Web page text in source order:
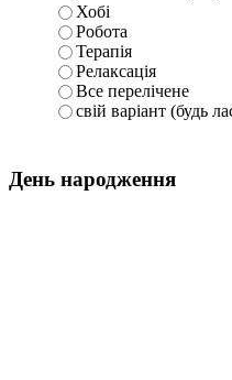
Хобі
Робота
Терапія
Релаксація
Все перелічене
свій варіант (будь
День народження